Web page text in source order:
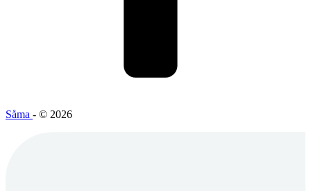
Såma - © 2026